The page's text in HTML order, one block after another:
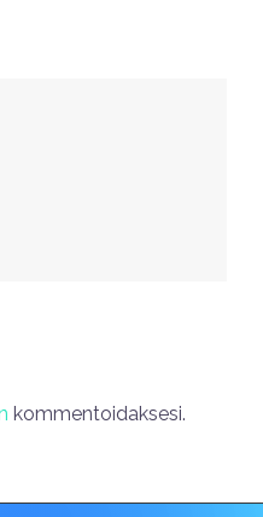
kommentoidaksesi.